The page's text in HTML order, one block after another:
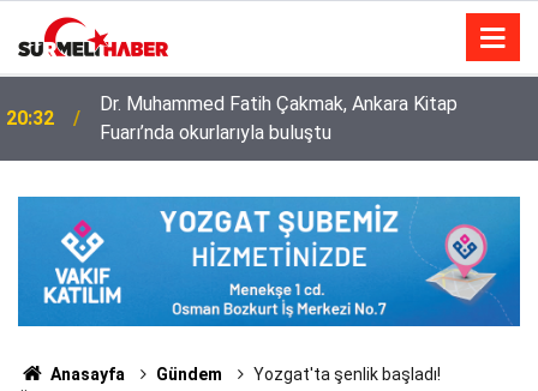
14:52
Diyanet İşleri Başkanlığı ile Türkiye Diyanet Vakfı
milyonları sevindirdi
Anasayfa Gündem
Yozgat'ta şenlik başladı!